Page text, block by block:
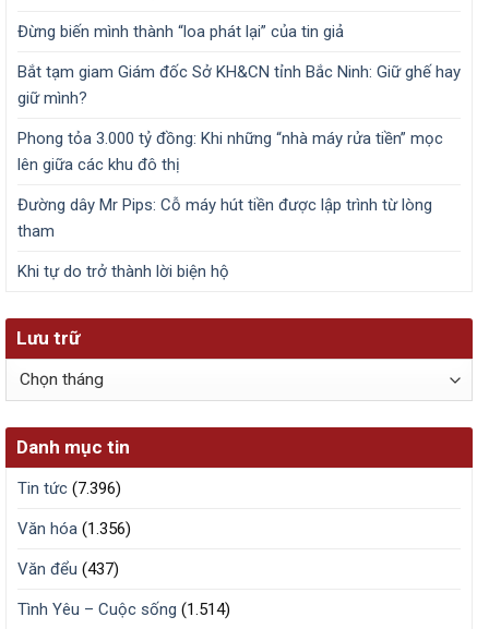
Đừng biến mình thành “loa phát lại” của tin giả
Bắt tạm giam Giám đốc Sở KH&CN tỉnh Bắc Ninh: Giữ ghế hay
giữ mình?
Phong tỏa 3.000 tỷ đồng: Khi những “nhà máy rửa tiền” mọc
lên giữa các khu đô thị
Đường dây Mr Pips: Cỗ máy hút tiền được lập trình từ lòng
tham
Khi tự do trở thành lời biện hộ
Lưu trữ
Lưu
Danh mục tin
Tin tức (7.396)
Văn hóa (1.356)
Văn đểu (437)
Tình Yêu – Cuộc sống (1.514)